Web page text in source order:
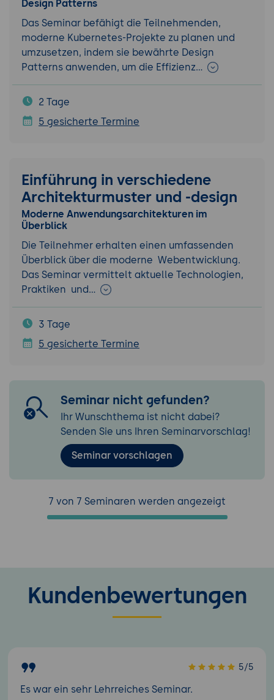
Design Patterns
Das Seminar befähigt die Teilnehmenden,
moderne Kubernetes-Projekte zu planen und
umzusetzen, indem sie bewährte Design
Patterns anwenden, um die Effizienz…
2 Tage
5 gesicherte Termine
Einführung in verschiedene
Architekturmuster und -design
Moderne Anwendungsarchitekturen im
Überblick
Die Teilnehmer erhalten einen umfassenden
Überblick über die moderne Webentwicklung.
Das Seminar vermittelt aktuelle Technologien,
Praktiken und…
3 Tage
5 gesicherte Termine
Seminar nicht gefunden?
Ihr Wunschthema ist nicht dabei?
Senden Sie uns Ihren Seminarvorschlag!
Seminar vorschlagen
7 von 7 Seminaren werden angezeigt
Kundenbewertungen
5/5
Es war ein sehr Lehrreiches Seminar.